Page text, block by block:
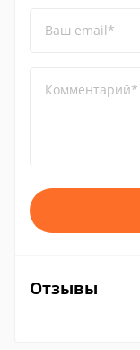
Ваш email*
Комментарий*
Отзывы